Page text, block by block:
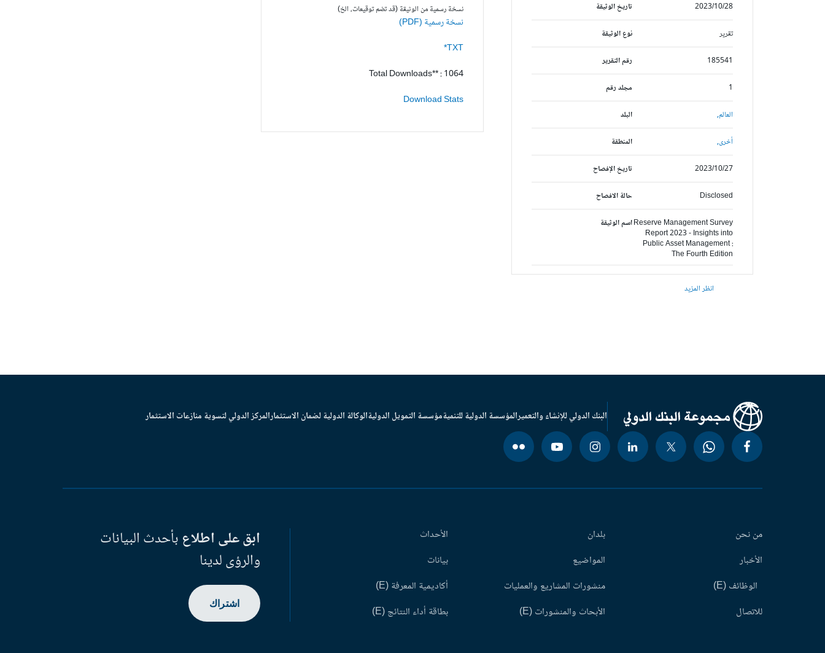
تاريخ الوثيقة 2023/10/28
نوع الوثيقة تقرير
رقم التقرير 185541
مجلد رقم 1
البلد العالم,
المنطقة أخرى,
تاريخ الإفصاح 2023/10/27
حالة الافصاح Disclosed
اسم الوثيقةReserve Management Survey
Report 2023 - Insights into
Public Asset Management :
The Fourth Edition
انظر المزيد
نسخة رسمية من الوثيقة (قد تضم توقيعات، الخ)
نسخة رسمية (PDF)
TXT*
Total Downloads** : 1064
Download Stats
البنك الدولي للإنشاء والتعميرالمؤسسة الدولية للتنميةمؤسسة التمويل الدوليةالوكالة الدولية لضمان الاستثمارالمركز الدولي لتسوية منازعات الاستثمار
من نحن
الأخبار
الوظائف (E)
للاتصال
بلدان
المواضيع
منشورات المشاريع والعمليات
الأبحاث والمنشورات (E)
الأحداث
بيانات
أكاديمية المعرفة (E)
بطاقة أداء النتائج (E)
ابق على اطلاعبأحدث البيانات
والرؤى لدينا
اشتراك